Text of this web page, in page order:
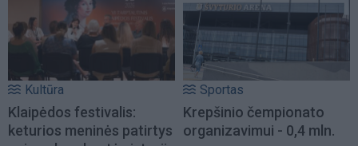
Kultūra
Klaipėdos festivalis:
keturios meninės patirtys
Sportas
Krepšinio čempionato
organizavimui - 0,4 mln.